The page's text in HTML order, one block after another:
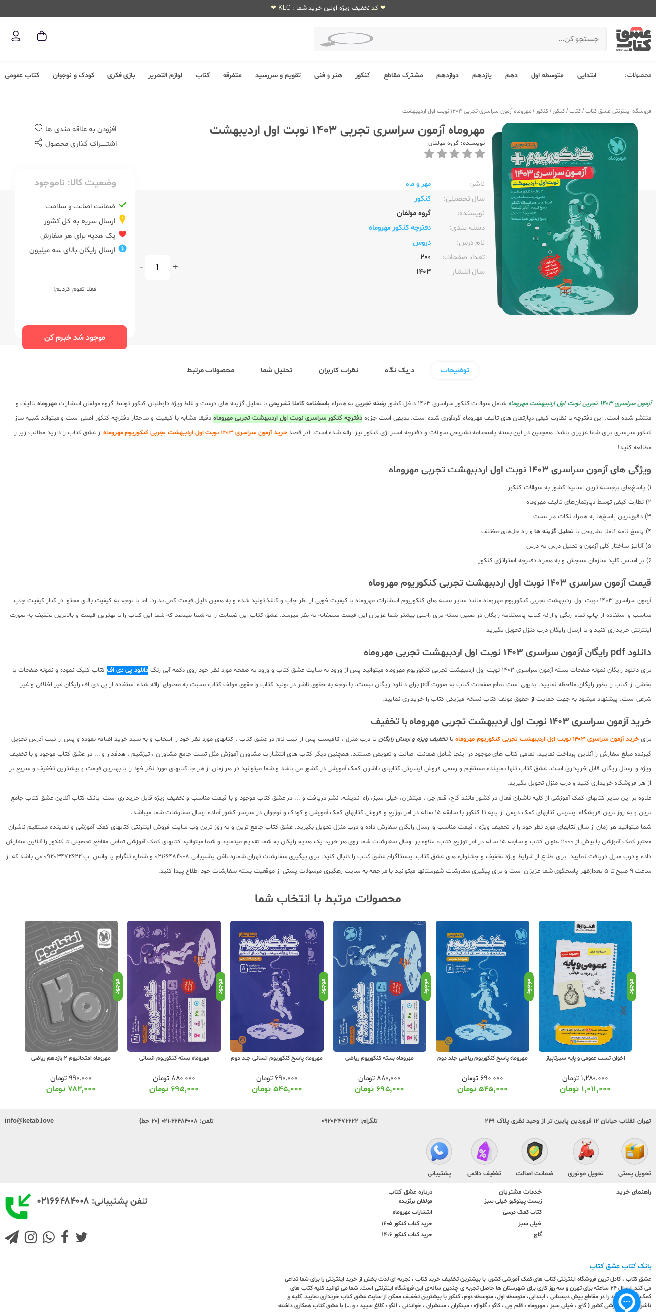
❤ کد تخفیف ویژه اولین خرید شما : KLC ❤
محصولات: ابتدایی متوسطه اول دهم یازدهم دوازدهم مشترک مقاطع کنکور هنر و فنی تقویم و سررسید متفرقه کتاب لوازم التحریر بازی فکری کودک و نوجوان کتاب عمومی
فروشگاه اینترنتی عشق کتاب/کتاب/کنکور /کنکور / مهروماه آزمون سراسری تجربی 1403 نوبت اول اردیبهشت
مهروماه آزمون سراسری تجربی 1403 نوبت اول اردیبهشت
نویسنده: گروه مولفان
ناشر:‌
مهر و ماه
سال تحصیلی:‌
کنکور
نویسنده:‌
گروه مولفان
دسته بندی:
دفترچه کنکور مهروماه
نام درس:
دروس
تعداد صفحات:‌
200
سال انتشار:‌
1403
+
-
افزودن به علاقه مندی ها
اشتــــــراک گذاری محصول
وضعیت کالا: ناموجود
ضمانت اصالت و سلامت
ارسال سریع به کل کشور
یک هدیه برای هر سفارش
ارسال رایگان بالای سه میلیون
فعلا تموم کردیم!
موجود شد خبرم کن
توضیحات دریک نگاه نظرات کاربران تحلیل شما محصولات مرتبط
آزمون سراسری 1403 تجربی نوبت اول اردببهشت مهروماه شامل سوالات کنکور سراسری 1403 داخل کشور رشته تجربی به همراه پاسخنامه کاملا تشریحی با تحلیل گزینه های درست و غلط ویژه داوطلبان کنکور توسط گروه مولفان انتشارات مهروماه تالیف و
منتشر شده است. این دفترچه با نظارت کیفی دپارتمان های تالیف مهروماه گردآوری شده است. بدیهی است جزوه دفترچه کنکور سراسری نوبت اول اردببهشت تجربی مهروماه دقیقا مشابه با کیفیت و ساختار دفترچه کنکور اصلی است و میتواند شبیه ساز
کنکور سراسری برای شما عزیزان باشد. همچنین در این بسته پاسخنامه تشریحی سوالات و دفترچه استراتژی کنکور نیز ارائه شده است. اگر قصد خرید آزمون سراسری 1403 نوبت اول اردببهشت تجربی کنکوریوم مهروماه
از عشق کتاب را دارید مطالب زیر را
مطالعه کنید!
ویژگی های آزمون سراسری 1403 نوبت اول اردببهشت تجربی مهروماه
1) پاسخ‌های برجسته ترین اساتید کشور به سوالات کنکور
2) نظارت کیفی توسط دپارتمان‌های تالیف مهروماه
3) دقیق‌ترین پاسخ‌ها به همراه نکات هر تست
4) پاسخ نامه کاملا تشریحی با
تحلیل گزینه ها و راه حل‌های مختلف
5) آنالیز ساختار کلی آزمون و تحلیل درس به درس
6) بر اساس کلید سازمان سنجش و به همراه دفترچه استراتژی کنکور
قیمت آزمون سراسری 1403 نوبت اول اردببهشت تجربی کنکوریوم مهروماه
آزمون سراسری 1403 نوبت اول اردببهشت تجربی کنکوریوم مهروماه مانند سایر بسته های کنکوریوم انتشارات مهروماه با کیفیت خوبی از نظر چاپ و کاغذ تولید شده و به همین دلیل قیمت کمی ندارد. اما با توجه به کیفیت بالای محتوا در کنار کیفیت چاپ
مناسب و استفاده از چاپ تمام رنگی و ارائه کتاب پاسخنامه رایگان در همین بسته برای راحتی بیشتر شما عزیزان این قیمت منصفانه به نظر میرسد. عشق کتاب این ضمانت را به شما میدهد که شما این کتاب را با بهترین قیمت و بالاترین تخفیف به صورت
اینترنتی خریداری کنید و با ارسال رایگان درب منزل تحویل بگیرید
دانلود pdf رایگان آزمون سراسری 1403 نوبت اول اردببهشت تجربی مهروماه
برای دانلود رایگان نمونه صفحات بسته آزمون سراسری 1403 نوبت اول اردببهشت تجربی کنکوریوم مهروماه میتوانید پس از ورود به سایت عشق کتاب و ورود به صفحه مورد نظر خود روی دکمه آبی رنگ دانلود پی دی اف کتاب کلیک نموده و نمونه صفحات با
بخشی از کتاب را بطور رایگان ملاحظه نمایید. بدیهی است تمام صفحات کتاب به صورت pdf برای دانلود رایگان نیست. با توجه به حقوق ناشر در تولید کتاب و حقوق مولف کتاب نسبت به محتوای ارائه شده استفاده از پی دی اف رایگان غیر اخلاقی و غیر
شرعی است. پیشنهاد میشود به جهت حمایت از حقوق مولف کتاب نسخه فیزیکی کتاب را خریداری نمایید.
خرید آزمون سراسری 1403 نوبت اول اردببهشت تجربی مهروماه با تخفیف
برای خرید آزمون سراسری 1403 نوبت اول اردببهشت تجربی کنکوریوم مهروماه باتخفیف ویژه و ارسال رایگان تا درب منزل ، کافیست پس از ثبت نام در عشق کتاب ، کتابهای مورد نظر خود را انتخاب و به سبد خرید اضافه نموده و پس از ثبت آدرس تحویل
گیرنده مبلغ سفارش را آنلاین پرداخت نمایید. تمامی کتاب های موجود در اینجا شامل ضمانت اصالت و تعویض هستند. همچنین دیگر کتاب های انتشارات مشاوران آموزش مثل تست جامع مشاوران ، تیزشیم ، هدفدار و ... در عشق کتاب موجود و با تخفیف
ویژه و ارسال رایگان قابل خریداری است. عشق کتاب تنها نماینده مستقیم و رسمی فروش اینترنتی کتابهای ناشران کمک آموزشی در کشور می باشد و شما میتوانید در هر زمان از هر جا کتابهای مورد نظر خود را با بهترین قیمت و بیشترین تخفیف و سریع تر
از هر فروشگاه خریداری کنید و درب منزل تحویل بگیرید.
علاوه بر این سایر کتابهای کمک آموزشی از کلیه ناشران فعال در کشور مانند گاج، قلم چی ، مبتکران، خیلی سبز، راه اندیشه، نشر دریافت و ... در عشق کتاب موجود و با قیمت مناسب و تخفیف ویژه قابل خریداری است. بانک کتاب آنلاین عشق کتاب جامع
ترین و به روز ترین فروشگاه اینترنتی کتابهای کمک درسی از پایه تا کنکور با سابقه 15 ساله در امر توزیع و فروش کتابهای کمک آموزشی و کودک و نوجوان در سراسر کشور آماده ارسال سفارشات شما میباشد.
شما میتوانید هر زمان از سال کتابهای مورد نظر خود را با تخفیف ویژه ، قیمت مناسب و ارسال رایگان سفارش داده و درب منزل تحویل بگیرید. عشق کتاب جامع ترین و به روز ترین وب سایت فروش اینترنتی کتابهای کمک آموزشی و نماینده مستقیم ناشران
معتبر کمک آموزشی با بیش از 11000 عنوان کتاب و سابقه 15 ساله در امر توزیع کتاب، علاوه بر ارسال سفارشات شما روی هر خرید یک هدیه رایگان به شما تقدیم مینماید و شما میتوانید کتابهای کمک آموزشی تمامی مقاطع تحصیلی تا کنکور را آنلاین سفارش
داده و درب منزل دریافت نمایید. برای اطلاع از شرایط ویژه تخفیف و جشنواره های عشق کتاب اینستاگرام عشق کتاب را دنبال کنید. برای پیگیری سفارشات تهران شماره تلفن پشتیبانی 02166484008 و شماره تلگرام یا واتس اپ 09203472622 می باشد که از
ساعت 9 صبح تا 5 بعدازظهر پاسخگوی شما عزیزان است و برای پیگیری سفارشات شهرستانها میتوانید با مراجعه به سایت رهگیری مرسولات پستی از موقعیت بسته سفارشات خود اطلاع پیدا کنید.
محصولات مرتبط با انتخاب شما
موجود
اخوان تست عمومی و پایه سیرتاپیاز
۱,۲۸۰,۰۰۰تومان
۱,۰۱۱,۰۰۰ تومان
موجود
مهروماه پاسخ کنکوریوم ریاضی جلد دوم
۶۹۰,۰۰۰تومان
۵۴۵,۰۰۰ تومان
موجود
مهروماه بسته کنکوریوم ریاضی
۸۸۰,۰۰۰تومان
۶۹۵,۰۰۰تومان
موجود
مهروماه پاسخ کنکوریوم انسانی جلد دوم
۶۹۰,۰۰۰تومان
۵۴۵,۰۰۰ تومان
موجود
مهروماه بسته کنکوریوم انسانی
۸۸۰,۰۰۰تومان
۶۹۵,۰۰۰تومان
موجود
مهروماه امتحانیوم 2 یازدهم ریاضی
۹۹۰,۰۰۰تومان
۷۸۲,۰۰۰تومان
تهران انقلاب خیابان ۱۲ فروردین پایین تر از وحید نظری پلاک ۲۴۹ تلگرام: ۰۹۲۰۳۴۷۲۶۲۲ تلفن: ۶۶۴۸۴۰۰۸-۰۲۱ (۲۰ خط) info@ketab.love
تحویل پستی تحویل موتوری ضمانت اصالت تخفیف دائمی پشتیبانی
راهنمای خرید خدمات مشتریان
زیست پینوکیو خیلی سبز
کتاب کمک درسی
خیلی سبز
گاج
درباره عشق کتاب
مولفان برگزیده
انتشارات مهروماه
خرید کتاب کنکور 1405
خرید کتاب کنکور 1406
تلفن پشتیبانی: ۰۲۱۶۶۴۸۴۰۰۸
بانک کتاب عشق کتاب
عشق کتاب ، کامل ترین فروشگاه اینترنتی کتاب های کمک آموزشی کشور، با بیشترین تخفیف خرید کتاب ، تجربه ای لذت بخش از خرید اینترنتی را برای شما تداعی
می کند. ارسال ٢٤ ساعته برای تهران و سه روز کاری برای شهرستان ها حاصل تجربه ی چندین ساله ی این فروشگاه اینترنتی است. شما می توانید کلیه کتاب های
کمک آموزشی خود را در مقاطع پیش دبستانی ، ابتدایی، متوسطه اول، متوسطه دوم، کنکور با بیشترین تخفیف ممکن از سایت عشق کتاب خریداری نمایید. کلیه ی
ناشران کمک آموزشی کشور ( گاج ، خیلی سبز ، مهروماه ، قلم چی ، کاگو ، گلواژه ، مبتکران ، منتشران ، خواندنی ، الگو ، کلاغ سپید ، و ...) با عشق کتاب همکاری داشته